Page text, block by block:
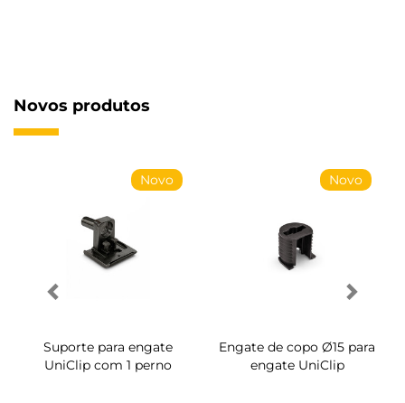
Novos produtos
Novo
Suporte para engate
UniClip com 1 perno
Novo
Engate de copo Ø15 para
engate UniClip